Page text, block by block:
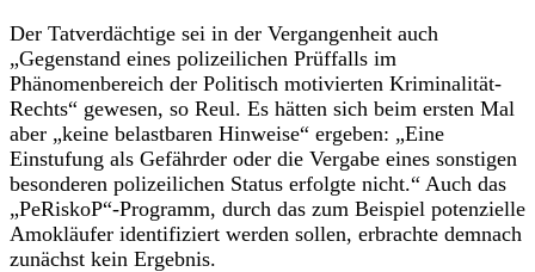
Der Tatverdächtige sei in der Vergangenheit auch
„Gegenstand eines polizeilichen Prüffalls im
Phänomenbereich der Politisch motivierten Kriminalität-
Rechts“ gewesen, so Reul. Es hätten sich beim ersten Mal
aber „keine belastbaren Hinweise“ ergeben: „Eine
Einstufung als Gefährder oder die Vergabe eines sonstigen
besonderen polizeilichen Status erfolgte nicht.“ Auch das
„PeRiskoP“-Programm, durch das zum Beispiel potenzielle
Amokläufer identifiziert werden sollen, erbrachte demnach
zunächst kein Ergebnis.